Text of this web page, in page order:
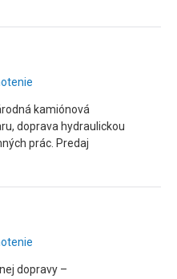
kamiónová
doprava hydraulickou
prác. Predaj
dopravy –